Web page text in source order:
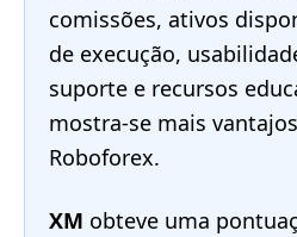
comissões, ativos
de execução,
suporte e recursos
mostra-se mais
Roboforex.
XM obteve uma